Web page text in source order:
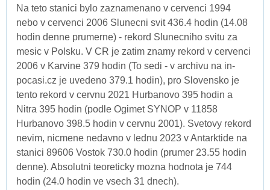
Na teto stanici bylo zaznamenano v cervenci 1994
nebo v cervenci 2006 Slunecni svit 436.4 hodin (14.08
hodin denne prumerne) - rekord Slunecniho svitu za
mesic v Polsku. V CR je zatim znamy rekord v cervenci
2006 v Karvine 379 hodin (To sedi - v archivu na in-
pocasi.cz je uvedeno 379.1 hodin), pro Slovensko je
tento rekord v cervnu 2021 Hurbanovo 395 hodin a
Nitra 395 hodin (podle Ogimet SYNOP v 11858
Hurbanovo 398.5 hodin v cervnu 2001). Svetovy rekord
nevim, nicmene nedavno v lednu 2023 v Antarktide na
stanici 89606 Vostok 730.0 hodin (prumer 23.55 hodin
denne). Absolutni teoreticky mozna hodnota je 744
hodin (24.0 hodin ve vsech 31 dnech).